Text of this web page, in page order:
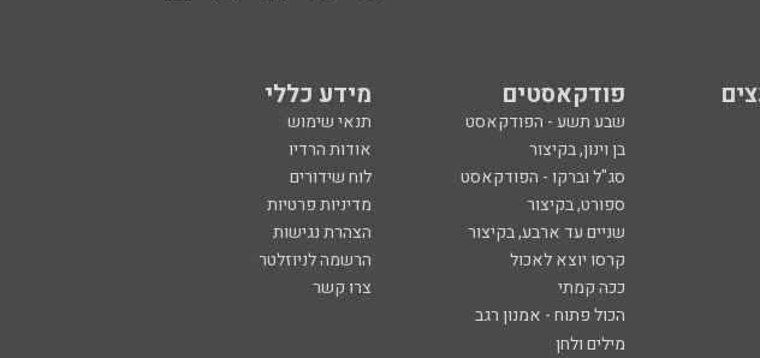
פודקאסטים מידע כללי
שבע תשע - הפודקאסט
תנאי שימוש
בן וינון, בקיצור
אודות הרדיו
סג"ל וברקו - הפודקאסט
לוח שידורים
ספורט, בקיצור
מדיניות פרטיות
שניים עד ארבע, בקיצור
הצהרת נגישות
קרסו יוצא לאכול
הרשמה לניוזלטר
ככה קמתי
צרו קשר
הכול פתוח - אמנון רגב
מילים ולחן